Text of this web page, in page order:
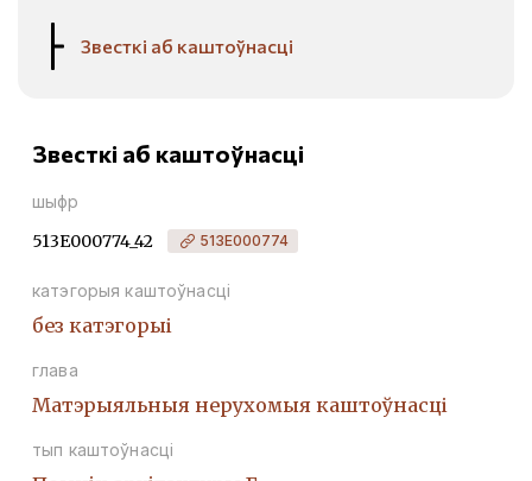
Звесткі аб каштоўнасці
Звесткі аб каштоўнасці
шыфр
513Е000774_42 513Е000774
катэгорыя каштоўнасці
без катэгорыі
глава
Матэрыяльныя нерухомыя каштоўнасці
тып каштоўнасці